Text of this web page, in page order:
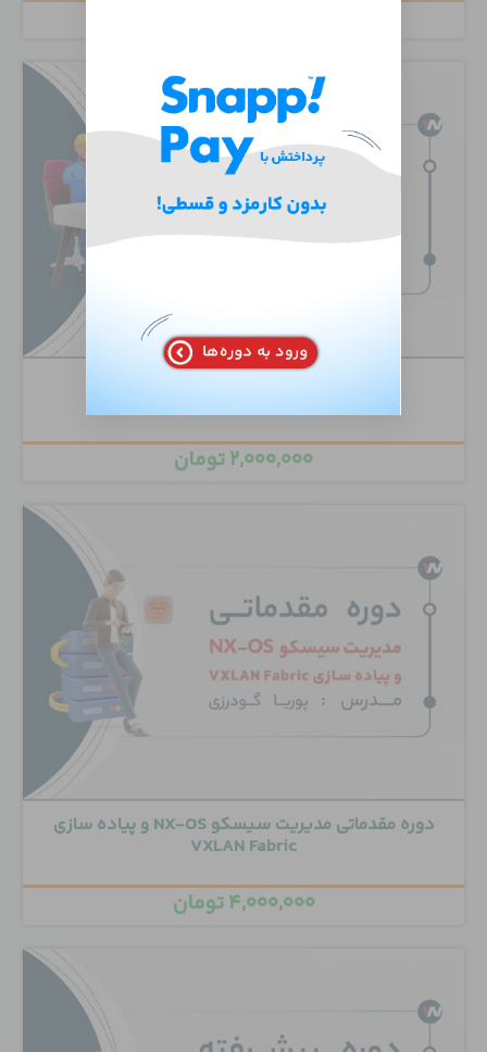
۲,۰۰۰,۰۰۰تومان
دوره مقدماتی مدیریت سیسکو NX-OS و پیاده سازی
VXLAN Fabric
۴,۰۰۰,۰۰۰تومان